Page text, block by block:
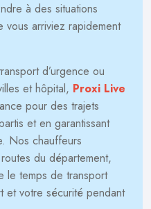
à des situations
arriviez rapidement
d’urgence ou
et hôpital, Proxi Live
pour des trajets
et en garantissant
Nos chauffeurs
du département,
le temps de transport
et votre sécurité pendant